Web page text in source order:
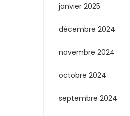
janvier 2025
décembre 2024
novembre 2024
octobre 2024
septembre 2024